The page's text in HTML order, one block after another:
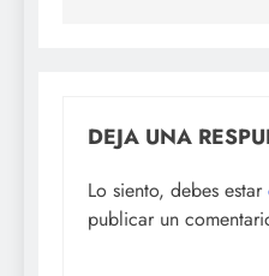
DEJA UNA
Lo siento, debes estar
publicar un